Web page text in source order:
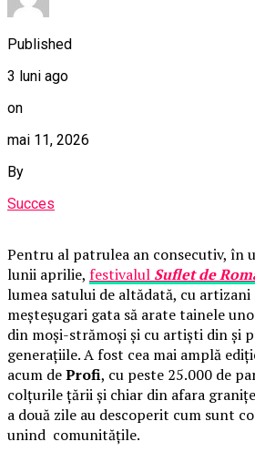
Published
3 luni ago
on
mai 11, 2026
By
Succes
Pentru al patrulea an consecutiv, în
lunii aprilie, festivalul Suflet de
lumea satului de altădată, cu
meșteșugari gata să arate tainele
din moși-strămoși și cu artiști din și
generațiile. A fost cea mai amplă
acum deProfi, cu peste 25.000 de
colțurile țării și chiar din afara
a două zile au descoperit cum sunt
unind comunitățile.